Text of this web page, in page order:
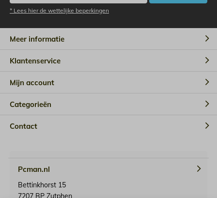
* Lees hier de wettelijke beperkingen
Meer informatie
Klantenservice
Mijn account
Categorieën
Contact
Pcman.nl
Bettinkhorst 15
7207 BP Zutphen